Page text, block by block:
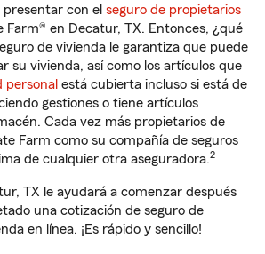
con el seguro de propietarios
Farm® en Decatur, TX. Entonces, ¿qué
de vivienda le garantiza que puede
su vivienda, así como los artículos que
personal está cubierta incluso si está de
gestiones o tiene artículos
Cada vez más propietarios de
Farm como su compañía de seguros
de cualquier otra aseguradora.2
TX le ayudará a comenzar después
una cotización de seguro de
en línea. ¡Es rápido y sencillo!